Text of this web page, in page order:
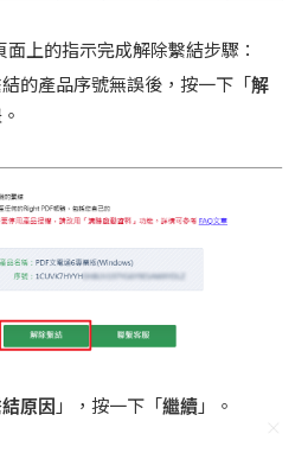
面上的指示完成解除繫結步驟：
的產品序號無誤後，按一下「解
原因 」，按一下「繼續」。